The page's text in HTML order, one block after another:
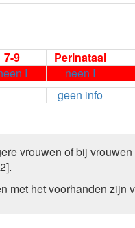
7-9 Perinataal
I neen I
geen info
vrouwen of bij vrouwen
met het voorhanden zijn